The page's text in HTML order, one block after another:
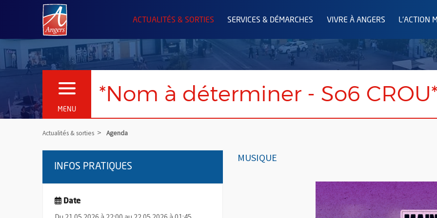
Angers.fr : Retour à l'accueil
ACTUALITÉS & SORTIES SERVICES & DÉMARCHES VIVRE À ANGERS L'ACTION
MENU
OUVRIR LE MENU *Nom à déterminer - So6 CROU*
Actualités & sorties Agenda
MUSIQUE
INFOS PRATIQUES
Date